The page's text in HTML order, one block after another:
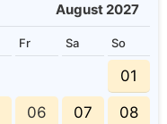
August 2027
Fr Sa So
01
06 07 08